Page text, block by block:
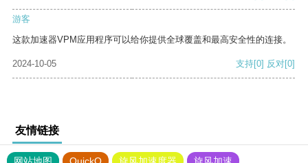
游客
这款加速器VPM应用程序可以给你提供全球覆盖和最高安全性的连接。
2024-10-05 支持[0] 反对[0]
友情链接